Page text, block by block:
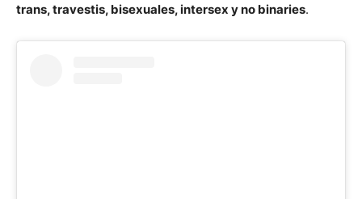
trans, travestis, bisexuales, intersex y no binaries.